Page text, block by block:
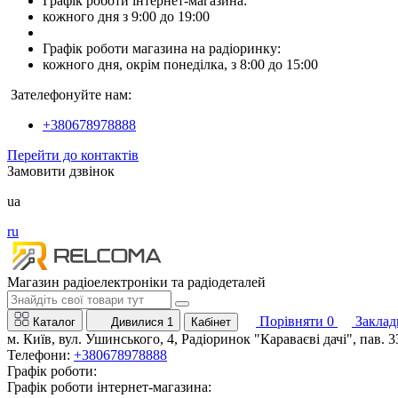
кожного дня з 9:00 до 19:00
Графік роботи магазина на радіоринку:
кожного дня, окрім понеділка, з 8:00 до 15:00
Зателефонуйте нам:
+380678978888
Перейти до контактів
Замовити дзвінок
ua
ru
Магазин радіоелектроніки та радіодеталей
Каталог Дивилися 1 Кабінет Порівняти 0
м. Київ, вул. Ушинського, 4, Радіоринок "Караваєві дачі", пав.
Телефони: +380678978888
Графік роботи:
Графік роботи інтернет-магазина: